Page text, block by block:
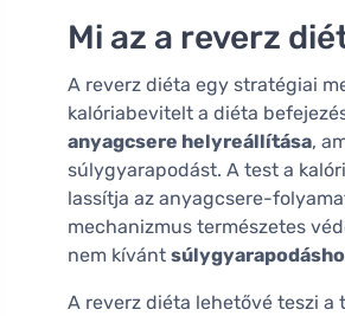
Mi az a reverz
A reverz diéta egy stratégiai
kalóriabevitelt a diéta
anyagcsere helyreállítása,
súlygyarapodást. A test a
lassítja az anyagcsere-
mechanizmus természetes
nem kívánt
A reverz diéta lehetővé teszi a